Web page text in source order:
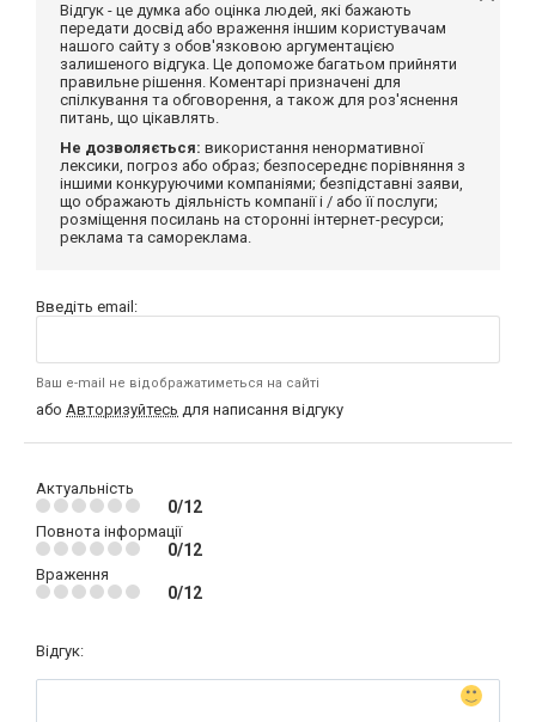
Відгук - це думка або оцінка людей, які бажають
передати досвід або враження іншим користувачам
нашого сайту з обов'язковою аргументацією
залишеного відгука. Це допоможе багатьом прийняти
правильне рішення. Коментарі призначені для
спілкування та обговорення, а також для роз'яснення
питань, що цікавлять.
Не дозволяється: використання ненормативної
лексики, погроз або образ; безпосереднє порівняння з
іншими конкуруючими компаніями; безпідставні заяви,
що ображають діяльність компанії і / або її послуги;
розміщення посилань на сторонні інтернет-ресурси;
реклама та самореклама.
Введіть email:
Ваш e-mail не відображатиметься на сайті
або Авторизуйтесь для написання відгуку
Актуальність
0/12
Повнота інформації
0/12
Враження
0/12
Відгук: